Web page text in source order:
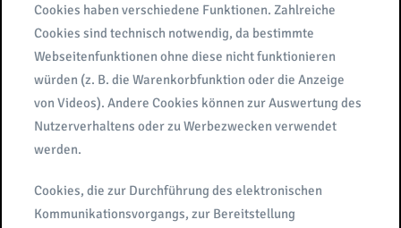
Cookies haben verschiedene Funktionen. Zahlreiche
Cookies sind technisch notwendig, da bestimmte
Webseitenfunktionen ohne diese nicht funktionieren
würden (z. B. die Warenkorbfunktion oder die Anzeige
von Videos). Andere Cookies können zur Auswertung des
Nutzerverhaltens oder zu Werbezwecken verwendet
werden.
Cookies, die zur Durchführung des elektronischen
Kommunikationsvorgangs, zur Bereitstellung